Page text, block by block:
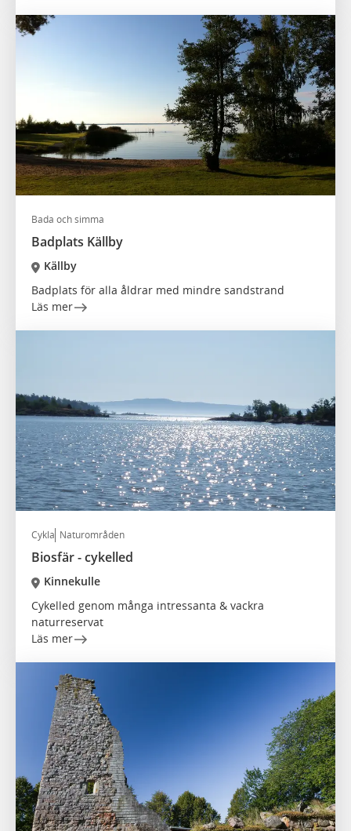
Bada och simma
Badplats Källby
Källby
Badplats för alla åldrar med mindre sandstrand
Läs mer
Cykla Naturområden
Biosfär - cykelled
Kinnekulle
Cykelled genom många intressanta & vackra
naturreservat
Läs mer